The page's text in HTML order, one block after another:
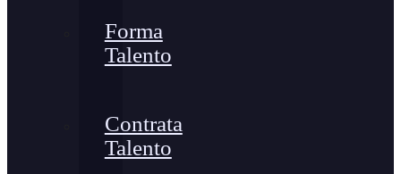
Forma
Talento
Contrata
Talento